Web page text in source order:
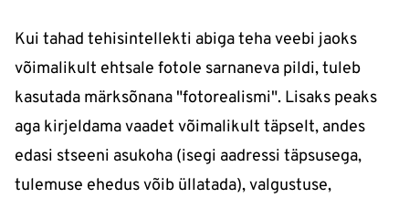
Kui tahad tehisintellekti abiga teha veebi jaoks
võimalikult ehtsale fotole sarnaneva pildi, tuleb
kasutada märksõnana "fotorealismi". Lisaks peaks
aga kirjeldama vaadet võimalikult täpselt, andes
edasi stseeni asukoha (isegi aadressi täpsusega,
tulemuse ehedus võib üllatada), valgustuse,